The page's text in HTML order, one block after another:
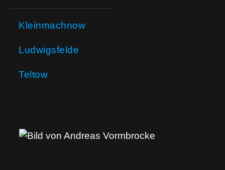
Kleinmachnow
Ludwigsfelde
Teltow